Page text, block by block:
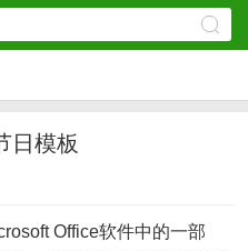
日模板
Office软件中的一部